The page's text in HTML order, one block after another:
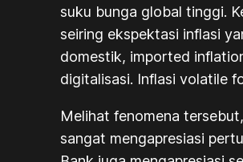
suku bunga global tinggi.
seiring ekspektasi inflasi
domestik, imported
digitalisasi. Inflasivolatile
Melihat fenomena
sangat mengapresiasi